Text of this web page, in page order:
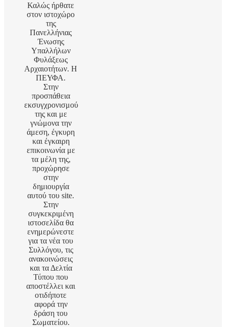
Καλώς ήρθατε
στον ιστοχώρο
της
Πανελλήνιας
Ένωσης
Υπαλλήλων
Φυλάξεως
Αρχαιοτήτων. Η
ΠΕΥΦΑ.
Στην
προσπάθεια
εκσυγχρονισμού
της και με
γνώμονα την
άμεση, έγκυρη
και έγκαιρη
επικοινωνία με
τα μέλη της,
προχώρησε
στην
δημιουργία
αυτού του site.
Στην
συγκεκριμένη
ιστοσελίδα θα
ενημερώνεστε
για τα νέα του
Συλλόγου, τις
ανακοινώσεις
και τα Δελτία
Τύπου που
αποστέλλει και
οτιδήποτε
αφορά την
δράση του
Σωματείου.